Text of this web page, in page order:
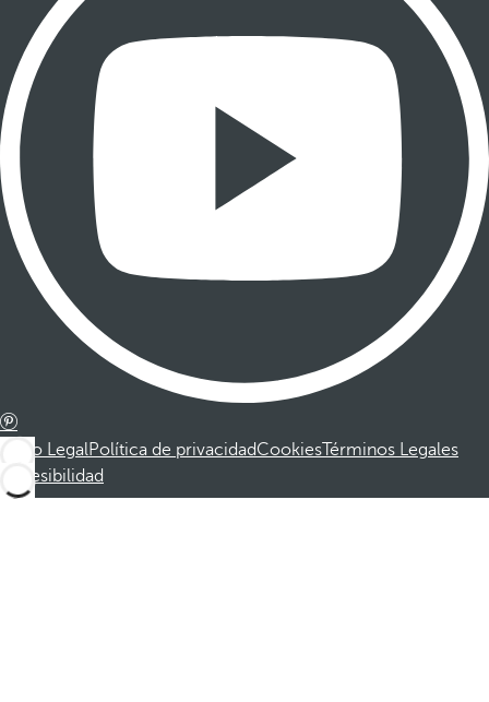
Aviso LegalPolítica de privacidadCookiesTérminos Legales
Accesibilidad